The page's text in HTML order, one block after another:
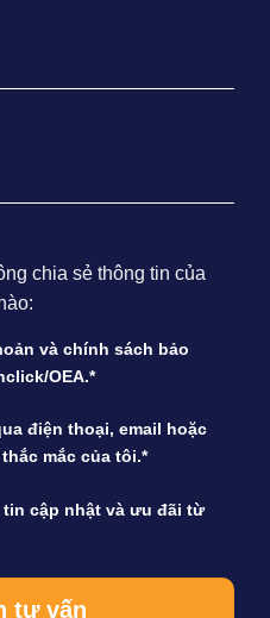
chia sẻ thông tin của
và chính sách bảo
OEA.*
điện thoại, email hoặc
mắc của tôi.*
cập nhật và ưu đãi từ